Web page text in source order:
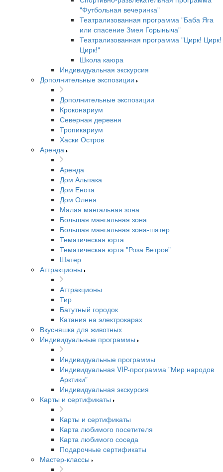
"Футбольная вечеринка"
Театрализованная программа "Баба Яга
или спасение Змея Горыныча"
Театрализованная программа "Цирк! Цирк!
Цирк!"
Школа каюра
Индивидуальная экскурсия
Дополнительные экспозиции
Дополнительные экспозиции
Кроконариум
Северная деревня
Тропикариум
Хаски Остров
Аренда
Аренда
Дом Альпака
Дом Енота
Дом Оленя
Малая мангальная зона
Большая мангальная зона
Большая мангальная зона-шатер
Тематическая юрта
Тематическая юрта "Роза Ветров"
Шатер
Аттракционы
Аттракционы
Тир
Батутный городок
Катания на электрокарах
Вкусняшка для животных
Индивидуальные программы
Индивидуальные программы
Индивидуальная VIP-программа "Мир народов
Арктики"
Индивидуальная экскурсия
Карты и сертификаты
Карты и сертификаты
Карта любимого посетителя
Карта любимого соседа
Подарочные сертификаты
Мастер-классы